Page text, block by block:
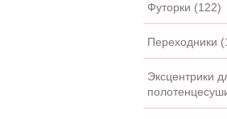
Футорки (122)
Переходники
Эксцентрики